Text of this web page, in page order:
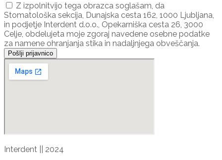
Z izpolnitvijo tega obrazca soglašam, da
Stomatološka sekcija, Dunajska cesta 162, 1000 Ljubljana,
in podjetje Interdent d.o.o., Opekarniška cesta 26, 3000
Celje, obdelujeta moje zgoraj navedene osebne podatke
za namene ohranjanja stika in nadaljnjega obveščanja.
Pošlji prijavnico
Interdent || 2024